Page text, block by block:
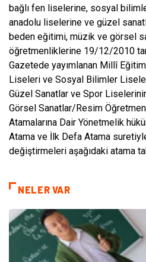
bağlı fen liselerine, sosyal
anadolu liselerine ve güzel
beden eğitimi, müzik ve görsel
öğretmenliklerine 19/12/2010
Gazetede yayımlanan Millî Eğitim
Liseleri ve Sosyal Bilimler
Güzel Sanatlar ve Spor
Görsel Sanatlar/Resim
Atamalarına Dair Yönetmelik
Atama ve İlk Defa Atama
değiştirmeleri aşağıdaki atama
NELER VAR